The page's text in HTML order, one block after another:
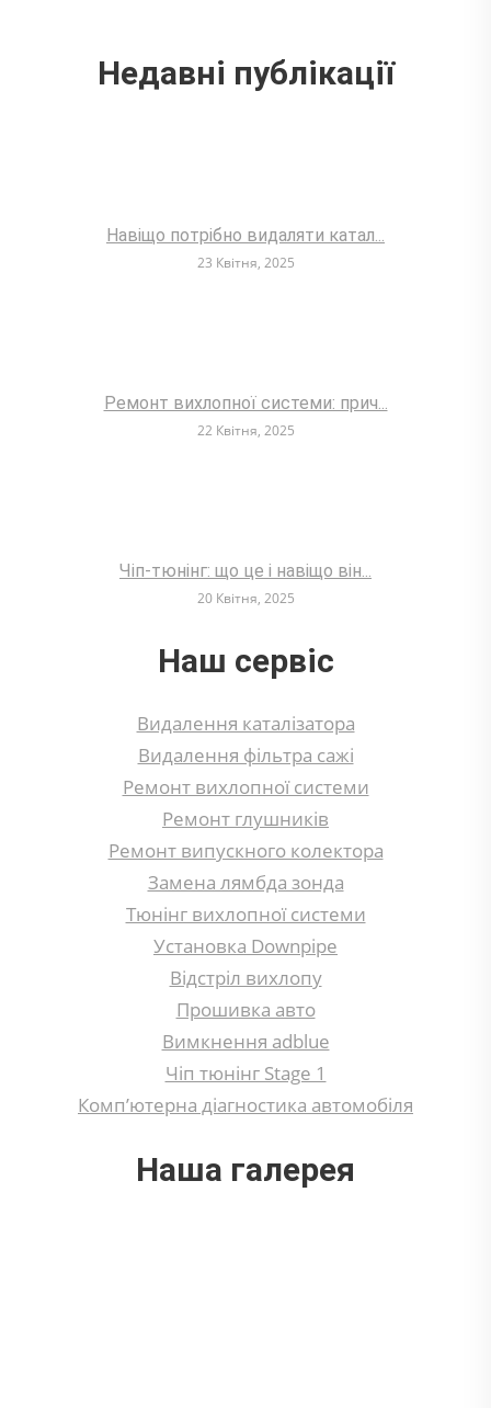
Недавні публікації
Навіщо потрібно видаляти катал...
23 Квітня, 2025
Ремонт вихлопної системи: прич...
22 Квітня, 2025
Чіп-тюнінг: що це і навіщо він...
20 Квітня, 2025
Наш сервіс
Видалення каталізатора
Видалення фільтра сажі
Ремонт вихлопної системи
Ремонт глушників
Ремонт випускного колектора
Замена лямбда зонда
Тюнінг вихлопної системи
Установка Downpipe
Відстріл вихлопу
Прошивка авто
Вимкнення adblue
Чіп тюнінг Stage 1
Комп’ютерна діагностика автомобіля
Наша галерея